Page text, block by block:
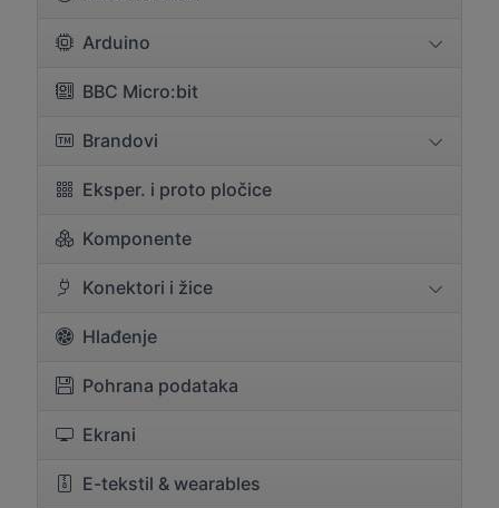
Arduino
BBC Micro:bit
Brandovi
Eksper. i proto pločice
Komponente
Konektori i žice
Hlađenje
Pohrana podataka
Ekrani
E-tekstil & wearables